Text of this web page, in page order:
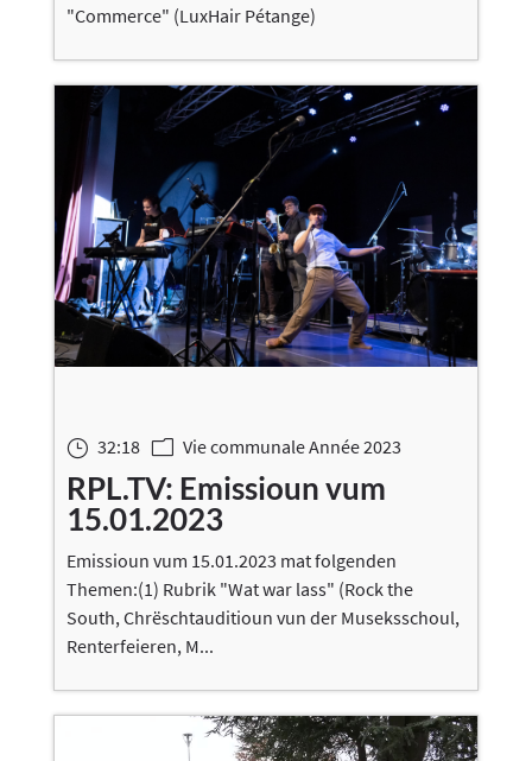
"Commerce" (LuxHair Pétange)
} 32:18 m Vie communale Année 2023
RPL.TV: Emissioun vum
15.01.2023
Emissioun vum 15.01.2023 mat folgenden
Themen:(1) Rubrik "Wat war lass" (Rock the
South, Chrëschtauditioun vun der Museksschoul,
Renterfeieren, M...